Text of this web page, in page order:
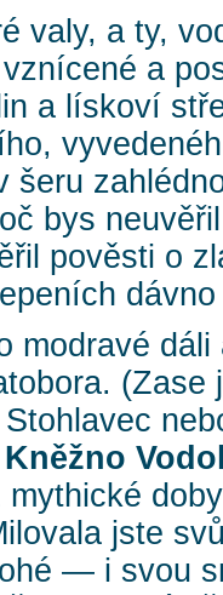
valy, a ty,
a
a lískoví
šeru
bys
pověsti o
modravé
(Zase
Kněžno
mythické
jste
— i svou